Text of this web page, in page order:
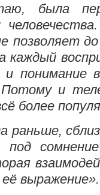
была
позволяет
каждый
понимание
и
ё более
раньше,
её выражение».